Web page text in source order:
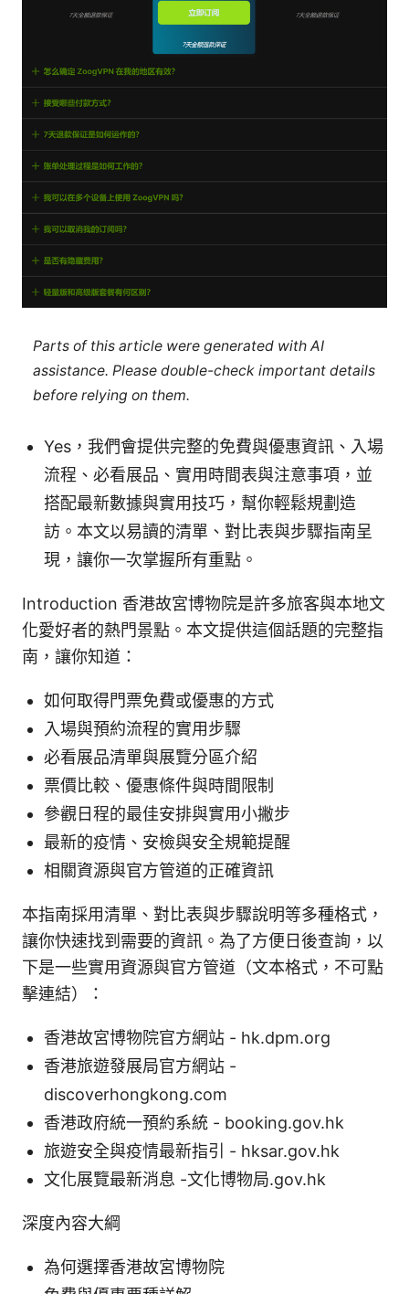
Parts of this article were generated with AI
assistance. Please double-check important details
before relying on them.
Yes，我們會提供完整的免費與優惠資訊、入場
流程、必看展品、實用時間表與注意事項，並
搭配最新數據與實用技巧，幫你輕鬆規劃造
訪。本文以易讀的清單、對比表與步驟指南呈
現，讓你一次掌握所有重點。
Introduction 香港故宮博物院是許多旅客與本地文
化愛好者的熱門景點。本文提供這個話題的完整指
南，讓你知道：
如何取得門票免費或優惠的方式
入場與預約流程的實用步驟
必看展品清單與展覽分區介紹
票價比較、優惠條件與時間限制
參觀日程的最佳安排與實用小撇步
最新的疫情、安檢與安全規範提醒
相關資源與官方管道的正確資訊
本指南採用清單、對比表與步驟說明等多種格式，
讓你快速找到需要的資訊。為了方便日後查詢，以
下是一些實用資源與官方管道（文本格式，不可點
擊連結）：
香港故宮博物院官方網站 - hk.dpm.org
香港旅遊發展局官方網站 -
discoverhongkong.com
香港政府統一預約系統 - booking.gov.hk
旅遊安全與疫情最新指引 - hksar.gov.hk
文化展覽最新消息 -文化博物局.gov.hk
深度內容大綱
為何選擇香港故宮博物院